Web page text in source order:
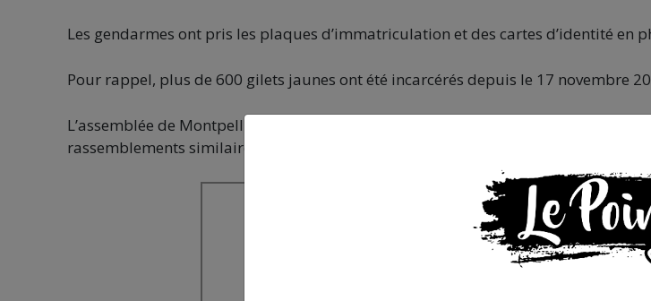
Les gendarmes ont pris les plaques d’immatriculation et des cartes d’identité en
Pour rappel, plus de 600 gilets jaunes ont été incarcérés depuis le 17 novembre
L’assemblée de Montpellier contre les violences d’État et pour les libertés organise
rassemblements similaires : le prochain aura lieu le 10 mars.